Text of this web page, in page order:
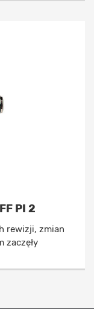
PI 2
rewizji, zmian
zaczęły